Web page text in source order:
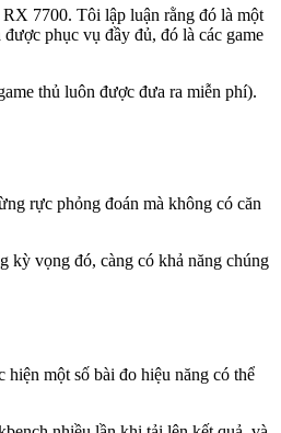
7700. Tôi lập luận rằng đó là một
phục vụ đầy đủ, đó là các game
thủ luôn được đưa ra miễn phí).
rực phỏng đoán mà không có căn
kỳ vọng đó, càng có khả năng chúng
một số bài đo hiệu năng có thể